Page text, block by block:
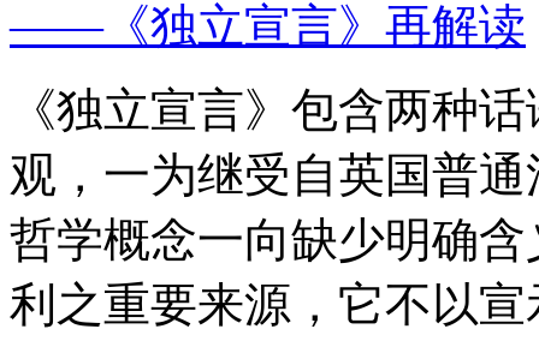
——《独立宣言》再解读
《独立宣言》包含两种
观，一为继受自英国普
哲学概念一向缺少明确
利之重要来源，它不以